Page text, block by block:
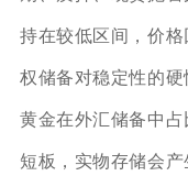
持在较低区间，价
权储备对稳定性的
黄金在外汇储备中
短板，实物存储会